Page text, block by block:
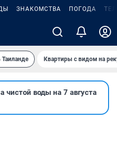
ЗНАКОМСТВА ПОГОДА
Квартиры с видом на
чистой воды на 7 августа